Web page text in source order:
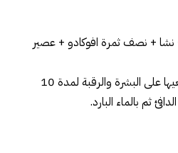
+ نصف ثمرة افوكادو + عصير
اخلطي المقادير، وضعيها على البشرة والرقبة لمدة 10
ثم بالماء البارد.